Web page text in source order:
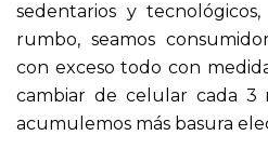
sedentarios y
rumbo, seamos
con exceso todo con
cambiar de celular cada 3
acumulemos más basura